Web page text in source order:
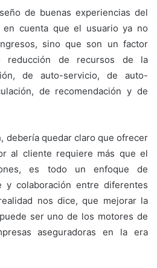
de buenas experiencias del
cuenta que el usuario ya no
sino que son un factor
reducción de recursos de la
de auto-servicio, de auto-
de recomendación y de
debería quedar claro que ofrecer
al cliente requiere más que el
es todo un enfoque de
y colaboración entre diferentes
nos dice, que mejorar la
ser uno de los motores de
aseguradoras en la era